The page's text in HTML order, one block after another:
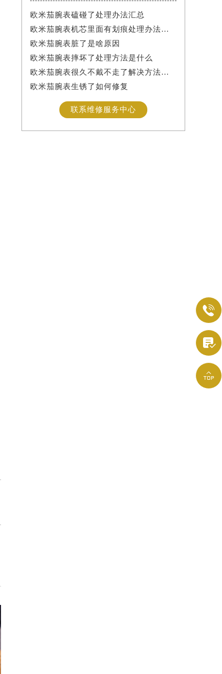
欧米茄腕表磕碰了处理办法汇总
欧米茄腕表机芯里面有划痕处理办法详解
欧米茄腕表脏了是啥原因
欧米茄腕表摔坏了处理方法是什么
欧米茄腕表很久不戴不走了解决方法是什么
欧米茄腕表生锈了如何修复
联系维修服务中心


